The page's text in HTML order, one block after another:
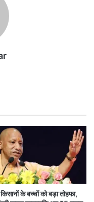
के बच्चों को बड़ा तोहफा,